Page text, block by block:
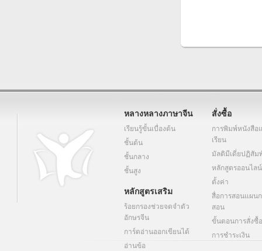
หลางหลางภาษาจีน
เรียนรู้ขั้นเบื่องต้น
ชั้นต้น
ชั้นกลาง
ชั้นสูง
หลักสูตรเสริม
ร้อยกรองช่วยจดจำตัว
อักษรจีน
การ์ดอ่านออกเขียนได้
อ่านข้อ
สั่งซื้อ
การพิมพ์หนังสือ
เรียน
มัลติมีเดี่ยปฏิสัม
หลักสูตรออนไลน์
ตั้งค่า
สื่อการสอนแผน
สอน
ขั้นตอนการสั่งซื้อ
การชําระเงิน